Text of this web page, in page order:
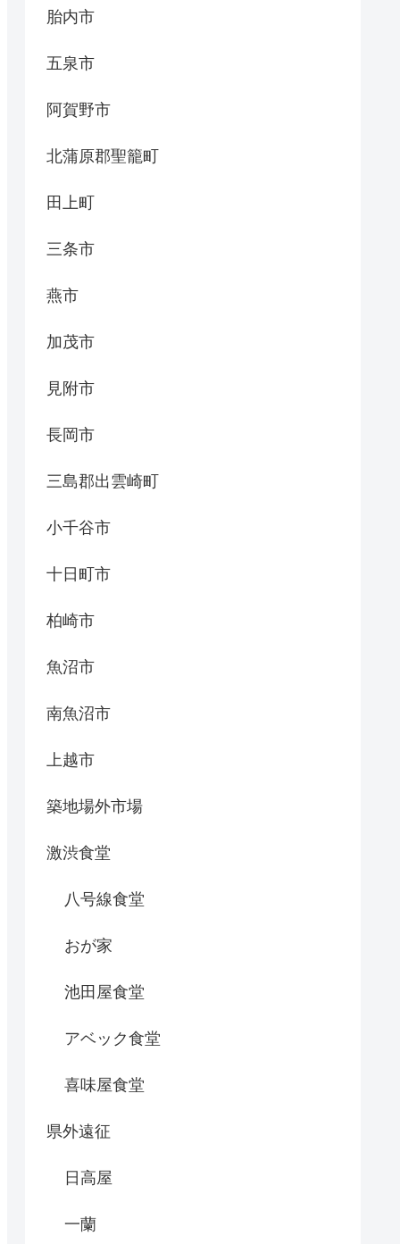
胎内市
五泉市
阿賀野市
北蒲原郡聖籠町
田上町
三条市
燕市
加茂市
見附市
長岡市
三島郡出雲崎町
小千谷市
十日町市
柏崎市
魚沼市
南魚沼市
上越市
築地場外市場
激渋食堂
八号線食堂
おが家
池田屋食堂
アベック食堂
喜味屋食堂
県外遠征
日高屋
一蘭